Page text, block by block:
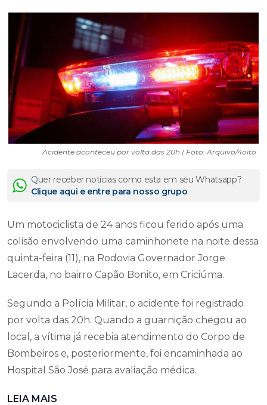
Acidente aconteceu por volta das 20h | Foto: Arquivo/4oito
Quer receber notícias como esta em seu Whatsapp?
Clique aqui e entre para nosso grupo
Um motociclista de 24 anos ficou ferido após uma
colisão envolvendo uma caminhonete na noite dessa
quinta-feira (11), na Rodovia Governador Jorge
Lacerda, no bairro Capão Bonito, em Criciúma.
Segundo a Polícia Militar, o acidente foi registrado
por volta das 20h. Quando a guarnição chegou ao
local, a vítima já recebia atendimento do Corpo de
Bombeiros e, posteriormente, foi encaminhada ao
Hospital São José para avaliação médica.
LEIA MAIS